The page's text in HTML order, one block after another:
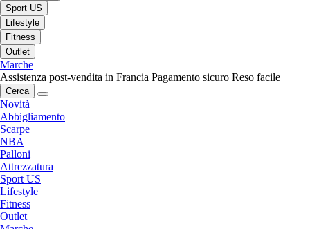
Sport US
Lifestyle
Fitness
Outlet
Marche
Assistenza post-vendita in Francia Pagamento sicuro Reso facile
Cerca
Novità
Abbigliamento
Scarpe
NBA
Palloni
Attrezzatura
Sport US
Lifestyle
Fitness
Outlet